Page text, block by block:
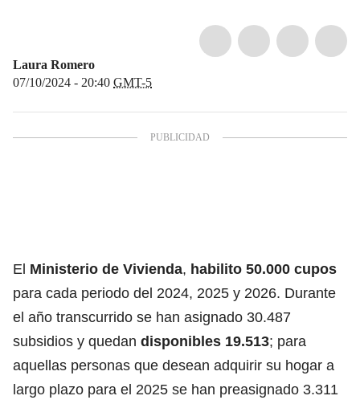
Laura Romero
07/10/2024 - 20:40 GMT-5
El Ministerio de Vivienda, habilito 50.000 cupos
para cada periodo del 2024, 2025 y 2026. Durante
el año transcurrido se han asignado 30.487
subsidios y quedan disponibles 19.513; para
aquellas personas que desean adquirir su hogar a
largo plazo para el 2025 se han preasignado 3.311